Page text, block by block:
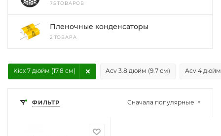
75 ТОВАРОВ
Пленочные конденсаторы
2 ТОВАРА
Acv 3.8 дюйм (9.7 см) Acv 4 дюйм
Kicx 7 дюйм (17.8 см)
ФИЛЬТР Сначала популярные